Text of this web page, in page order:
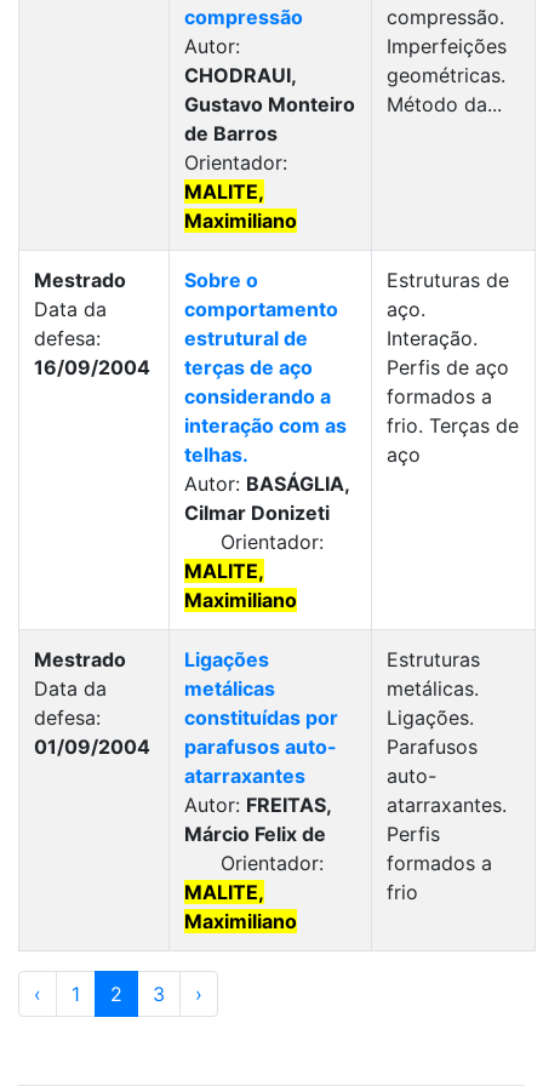
compressão
Autor:
CHODRAUI,
Gustavo Monteiro
de Barros
Orientador:
MALITE,
Maximiliano
compressão.
Imperfeições
geométricas.
Método da...
Mestrado
Data da
defesa:
16/09/2004
Sobre o
comportamento
estrutural de
terças de aço
considerando a
interação com as
telhas.
Autor: BASÁGLIA,
Cilmar Donizeti
Orientador:
MALITE,
Maximiliano
Estruturas de
aço.
Interação.
Perfis de aço
formados a
frio. Terças de
aço
Mestrado
Data da
defesa:
01/09/2004
Ligações
metálicas
constituídas por
parafusos auto-
atarraxantes
Autor: FREITAS,
Márcio Felix de
Orientador:
MALITE,
Maximiliano
Estruturas
metálicas.
Ligações.
Parafusos
auto-
atarraxantes.
Perfis
formados a
frio
‹ 1 2 3 ›